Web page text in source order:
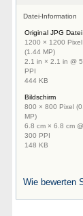
Datei-Information
Original JPG Datei
1200 × 1200 Pixel
(1.44 MP)
2.1 in × 2.1 in @
PPI
444 KB
Bildschirm
800 × 800 Pixel
MP)
6.8 cm × 6.8 cm @
300 PPI
148 KB
Wie bewerten